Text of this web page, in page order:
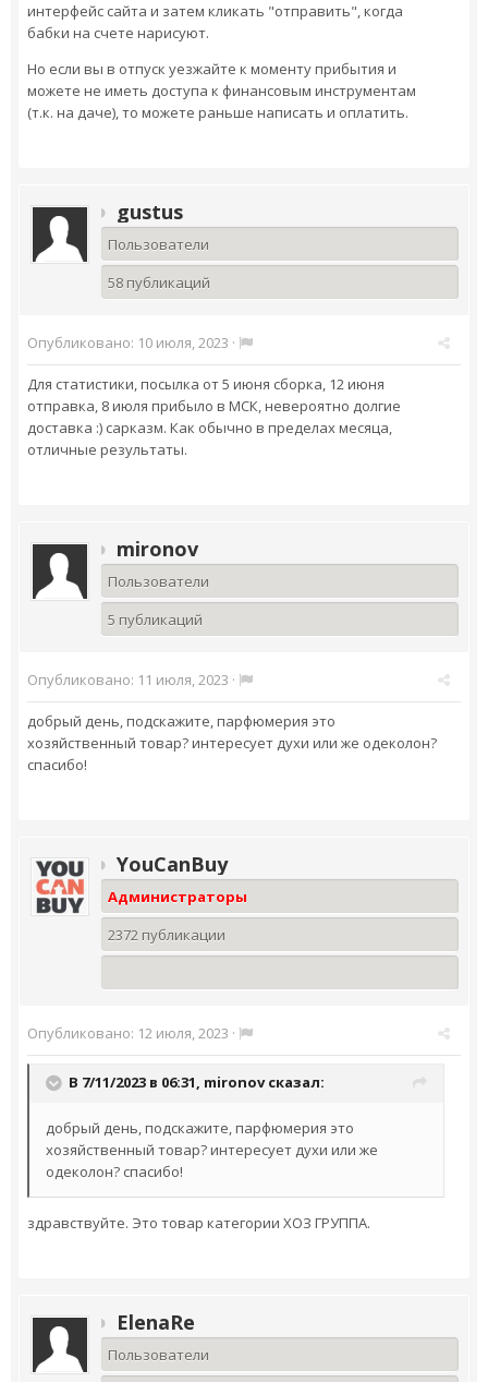
интерфейс сайта и затем кликать "отправить", когда
бабки на счете нарисуют.
Но если вы в отпуск уезжайте к моменту прибытия и
можете не иметь доступа к финансовым инструментам
(т.к. на даче), то можете раньше написать и оплатить.
gustus
Пользователи
58 публикаций
Опубликовано: 10 июля, 2023 ·
Для статистики, посылка от 5 июня сборка, 12 июня
отправка, 8 июля прибыло в МСК, невероятно долгие
доставка :) сарказм. Как обычно в пределах месяца,
отличные результаты.
mironov
Пользователи
5 публикаций
Опубликовано: 11 июля, 2023 ·
добрый день, подскажите, парфюмерия это
хозяйственный товар? интересует духи или же одеколон?
спасибо!
YouCanBuy
Администраторы
2372 публикации
Опубликовано: 12 июля, 2023 ·
В 7/11/2023 в 06:31, mironovсказал:
добрый день, подскажите, парфюмерия это
хозяйственный товар? интересует духи или же
одеколон? спасибо!
здравствуйте. Это товар категории ХОЗ ГРУППА.
ElenaRe
Пользователи